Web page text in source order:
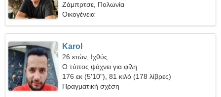
Ζάμπρτσε, Πολωνία
Οικογένεια
Karol
26 ετών, Ιχθύς
Ο τύπος ψάχνει για φίλη
176 εκ (5'10"), 81 κιλό (178 λίβρες)
Πραγματική σχέση